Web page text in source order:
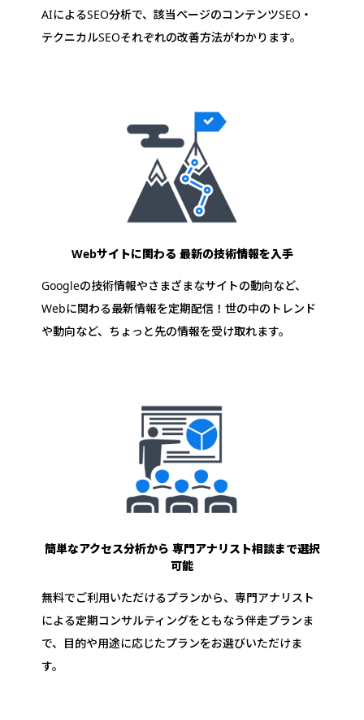
AIによるSEO分析で、該当ページのコンテンツSEO・
テクニカルSEOそれぞれの改善方法がわかります。
Webサイトに関わる 最新の技術情報を入手
Googleの技術情報やさまざまなサイトの動向など、
Webに関わる最新情報を定期配信！世の中のトレンド
や動向など、ちょっと先の情報を受け取れます。
簡単なアクセス分析から 専門アナリスト相談まで選択
可能
無料でご利用いただけるプランから、専門アナリスト
による定期コンサルティングをともなう伴走プランま
で、目的や用途に応じたプランをお選びいただけま
す。